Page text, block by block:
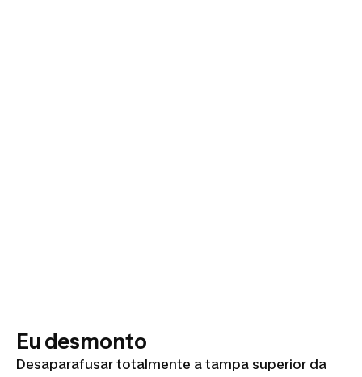
Eu desmonto
Desaparafusar totalmente a tampa superior da